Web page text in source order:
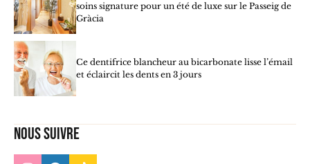
soins signature pour un été de luxe sur le Passeig de
Gràcia
Ce dentifrice blancheur au bicarbonate lisse l’émail
et éclaircit les dents en 3 jours
Nous suivre